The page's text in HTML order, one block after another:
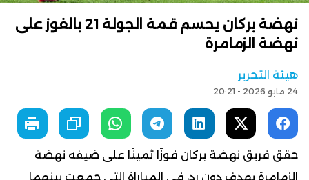
نهضة بركان يحسم قمة الجولة 21 بالفوز على
نهضة الزمامرة
هيئة التحرير
24 مايو 2026 - 20:21
حقق فريق نهضة بركان فوزًا ثمينًا على ضيفه نهضة
الزمامرة بهدف دون رد، في المباراة التي جمعت بينهما